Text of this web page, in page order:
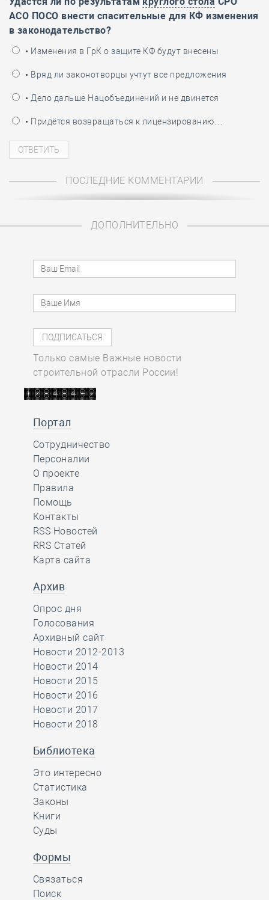
АСО ПОСО внести спасительные для КФ изменения
в законодательство?
• Изменения в ГрК о защите КФ будут внесены
• Вряд ли законотворцы учтут все предложения
• Дело дальше Нацобъединений и не двинется
• Придётся возвращаться к лицензированию…
ПОСЛЕДНИЕ КОММЕНТАРИИ
ДОПОЛНИТЕЛЬНО
Только самые Важные новости
строительной отрасли России!
Портал
Сотрудничество
Персоналии
О проекте
Правила
Помощь
Контакты
RSS Новостей
RRS Статей
Карта сайта
Архив
Опрос дня
Голосования
Архивный сайт
Новости 2012-2013
Новости 2014
Новости 2015
Новости 2016
Новости 2017
Новости 2018
Библиотека
Это интересно
Статистика
Законы
Книги
Суды
Формы
Связаться
Поиск